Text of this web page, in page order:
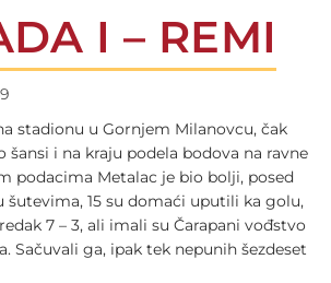
I – REMI
stadionu u Gornjem Milanovcu, čak
i na kraju podela bodova na ravne
podacima Metalac je bio bolji, posed
šutevima, 15 su domaći uputili ka golu,
7 – 3, ali imali su Čarapani vođstvo
Sačuvali ga, ipak tek nepunih šezdeset